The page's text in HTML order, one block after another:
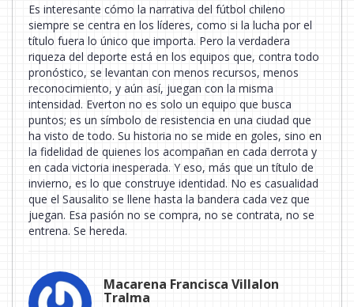
Es interesante cómo la narrativa del fútbol chileno
siempre se centra en los líderes, como si la lucha por el
título fuera lo único que importa. Pero la verdadera
riqueza del deporte está en los equipos que, contra todo
pronóstico, se levantan con menos recursos, menos
reconocimiento, y aún así, juegan con la misma
intensidad. Everton no es solo un equipo que busca
puntos; es un símbolo de resistencia en una ciudad que
ha visto de todo. Su historia no se mide en goles, sino en
la fidelidad de quienes los acompañan en cada derrota y
en cada victoria inesperada. Y eso, más que un título de
invierno, es lo que construye identidad. No es casualidad
que el Sausalito se llene hasta la bandera cada vez que
juegan. Esa pasión no se compra, no se contrata, no se
entrena. Se hereda.
Macarena Francisca Villalon
Tralma